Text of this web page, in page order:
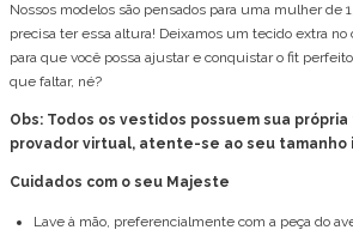
Nossos modelos são pensados para uma mulher de
precisa ter essa altura! Deixamos um tecido extra
para que você possa ajustar e conquistar o fit
que faltar, né?
Obs: Todos os vestidos possuem sua
provador virtual, atente-se ao seu tamanho
Cuidados com o seu Majeste
Lave à mão, preferencialmente com a peça do